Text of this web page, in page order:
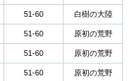
51-60 白樹の大陸
51-60 原初の荒野
51-60 原初の荒野
51-60 原初の荒野